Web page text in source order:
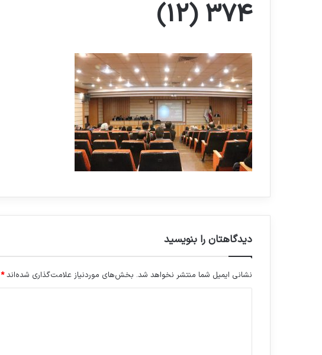
374 (12)
دیدگاهتان را بنویسید
نشانی ایمیل شما منتشر نخواهد شد. بخش‌های موردنیاز علامت‌گذاری شده‌اند*